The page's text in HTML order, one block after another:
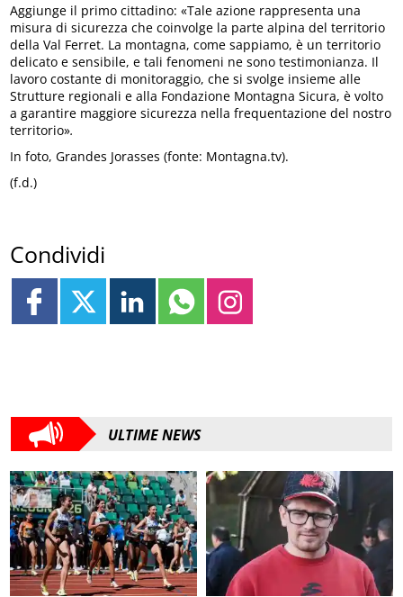
Aggiunge il primo cittadino: «Tale azione rappresenta una
misura di sicurezza che coinvolge la parte alpina del territorio
della Val Ferret. La montagna, come sappiamo, è un territorio
delicato e sensibile, e tali fenomeni ne sono testimonianza. Il
lavoro costante di monitoraggio, che si svolge insieme alle
Strutture regionali e alla Fondazione Montagna Sicura, è volto
a garantire maggiore sicurezza nella frequentazione del nostro
territorio».
In foto, Grandes Jorasses (fonte: Montagna.tv).
(f.d.)
Condividi
ULTIME NEWS